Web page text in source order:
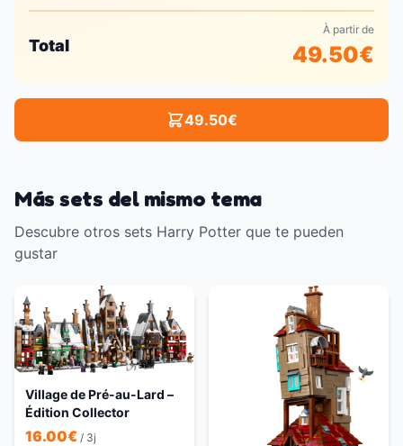
Total
À partir de
49.50€
49.50€
Más sets del mismo tema
Descubre otros sets Harry Potter que te pueden
gustar
Village de Pré-au-Lard –
Édition Collector
16.00€ / 3j